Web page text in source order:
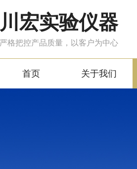
川宏实验仪器
严格把控产品质量，以客户为中心
首页 关于我们